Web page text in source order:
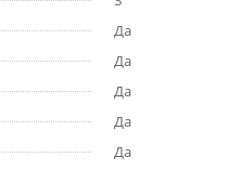
Да
Да
Да
Да
Да